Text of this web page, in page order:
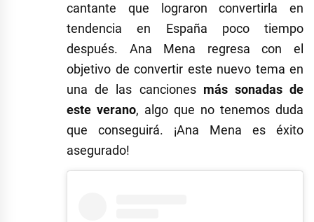
cantante que lograron convertirla en
tendencia en España poco tiempo
después. Ana Mena regresa con el
objetivo de convertir este nuevo tema en
una de las canciones más sonadas de
este verano, algo que no tenemos duda
que conseguirá. ¡Ana Mena es éxito
asegurado!